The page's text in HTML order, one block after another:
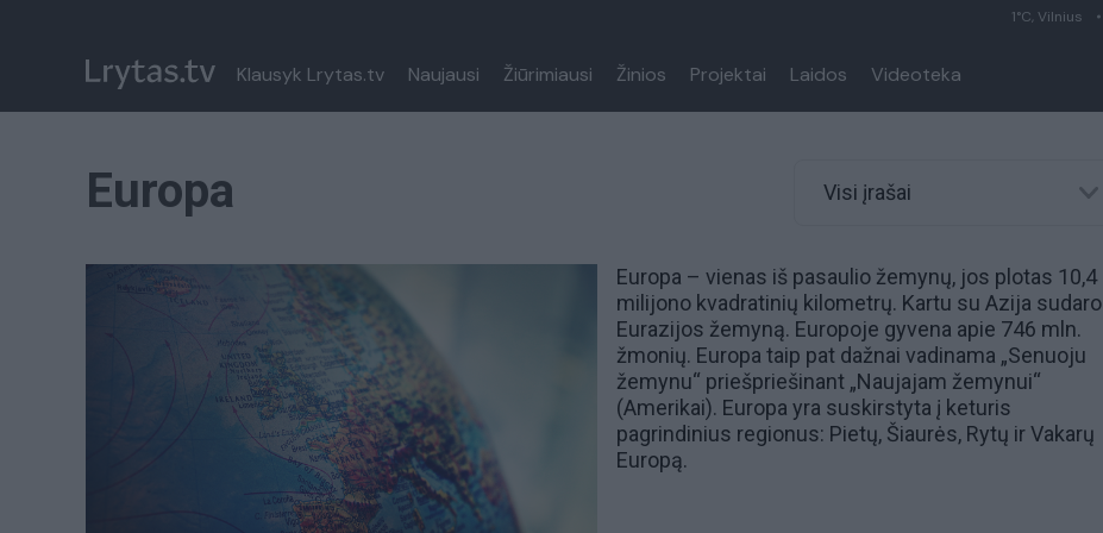
1°C, Vilnius
Klausyk Lrytas.tv Naujausi Žiūrimiausi Žinios Projektai Laidos Videoteka
Europa Visi įrašai
Europa – vienas iš pasaulio žemynų, jos plotas 10,4
milijono kvadratinių kilometrų. Kartu su Azija sudaro
Eurazijos žemyną. Europoje gyvena apie 746 mln.
žmonių. Europa taip pat dažnai vadinama „Senuoju
žemynu“ priešpriešinant „Naujajam žemynui“
(Amerikai). Europa yra suskirstyta į keturis
pagrindinius regionus: Pietų, Šiaurės, Rytų ir Vakarų
Europą.